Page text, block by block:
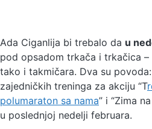
Ada Ciganlija bi trebalo da u
pod opsadom trkača i trkačica
tako i takmičara. Dva su
zajedničkih treninga za akciju “T
polumaraton sa nama” i “Zima
u poslednjoj nedelji februara.